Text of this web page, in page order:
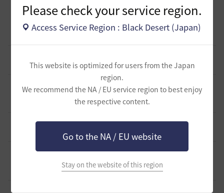
Please check your service region.
Access Service Region : Black Desert (Japan)
This website is optimized for users from the Japan
region.
We recommend the NA / EU service region to best enjoy
the respective content.
Go to the NA / EU website
Stay on the website of this region
0
[ギルド募集]ギルチャ完全無言推奨・ソロ向けギルド「スト
レイキャッツ」メンバー募集（ギルドボス有・スキル目当て
◎）
0 48 フォンバルト 5 時間前
0
【二次創作】カロンの被害妄想、あるいは検証
者の視線
97 浅井ジークフリード配信者
[自由掲示板]【二次創作】エルニールの視線
82 浅井ジークフリード配信者
[ギルド募集]飽きない日常をあなたへ…IXAYA ギルメン募
89 Grafciel-日本 9 時間前